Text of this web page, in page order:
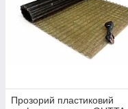
Прозорий пластиковий